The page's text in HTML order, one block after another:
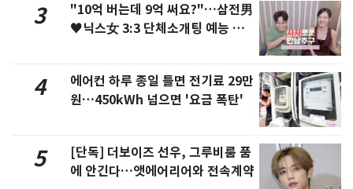
3
"10억 버는데 9억 써요?"…삼전男
♥닉스女 3:3 단체소개팅 예능 화
4
에어컨 하루 종일 틀면 전기료 29만
원…450kWh 넘으면 '요금 폭탄'
5
[단독] 더보이즈 선우, 그루비룸 품
에 안긴다…앳에어리어와 전속계약